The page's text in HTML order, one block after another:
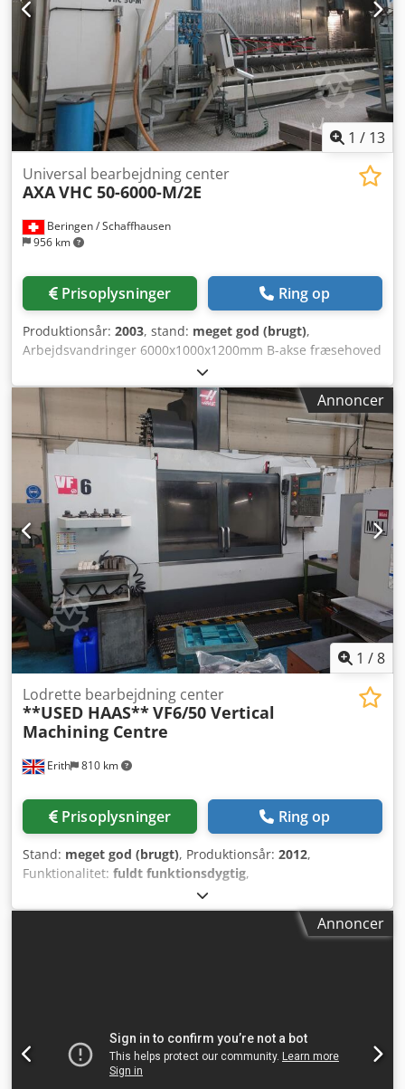
1 / 13
Beringen / Schaffhausen
956 km
Universal bearbejdning center
AXAVHC 50-6000-M/2E
Prisoplysninger Ring op
Produktionsår: 2003, stand: meget god (brugt),
Arbejdsvandringer 6000x1000x1200mm B-akse fræsehoved
+/-90° Dkedpfed Rz Uvjx Accor Bordstørrelse 6400x1000mm
Spindeloptagelse HSK-100 Spindelomdrejningstal -9000
o/min Værktøjsveksler 80 pos. Styring SIEMENS 840D
Spindelkøling indvendig Værktøjsmålesystem Nulpunkts-
spændesystem 3R MARCELS MASCHINEN CH
Annoncer
1 /8
Erith 810 km
Lodrette bearbejdning center
**USED HAAS**VF6/50 Vertical
Machining Centre
Prisoplysninger Ring op
Stand: meget god (brugt), Produktionsår: 2012,
Funktionalitet: fuldt funktionsdygtig,
1091950
Dkedpfx Aot Dmmvsccor Arbejdsgange X-akse slag: 1626
mm Y-akse slag: 813 mm Z-akse slag: 762 mm Spindel
o/min Maks. moment: 610 Nm ved 500 o/min Drevtype: 2-
trins gearhoved Konus: BT50 Lejesmøring: Luft/olie-
injektion Køling: Væskekølet Fremføringshastigheder
Annoncer